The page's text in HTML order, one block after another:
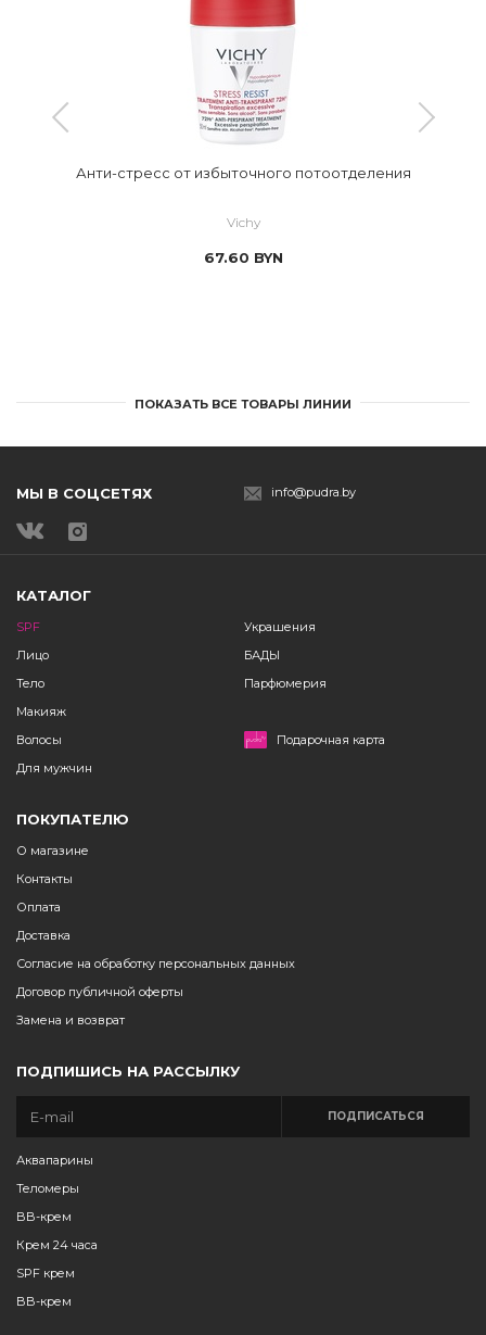
Анти-стресс от избыточного потоотделения
Vichy
67.60 BYN
ПОКАЗАТЬ ВСЕ ТОВАРЫ ЛИНИИ
МЫ В СОЦСЕТЯХ info@pudra.by
КАТАЛОГ
SPF
Лицо
Тело
Макияж
Волосы
Для мужчин
Украшения
БАДЫ
Парфюмерия
Подарочная карта
ПОКУПАТЕЛЮ
О магазине
Контакты
Оплата
Доставка
Согласие на обработку персональных данных
Договор публичной оферты
Замена и возврат
ПОДПИШИСЬ НА РАССЫЛКУ
ПОДПИСАТЬСЯ
Аквапарины
Теломеры
BB-крем
Крем 24 часа
SPF крем
BB-крем